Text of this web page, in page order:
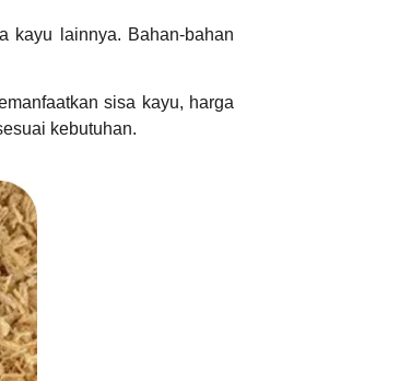
kayu lainnya. Bahan-bahan
sisa kayu, harga
kebutuhan.